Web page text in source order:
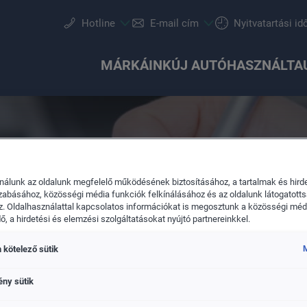
MÁRKÁINKÚJ AUTÓ
Hotline E-mail cím Nyitvatartási
az oldalunk megfelelő működésének biztosításához, a tartalmak és
közösségi média funkciók felkínálásához és az oldalunk
Oldalhasználattal kapcsolatos információkat is megosztunk a közösségi
a hirdetési és elemzési szolgáltatásokat nyújtó partnereinkkel.
kötelező sütik
sütik